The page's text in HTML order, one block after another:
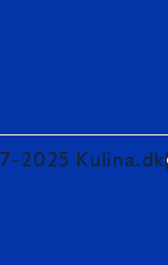
Kulina.dk